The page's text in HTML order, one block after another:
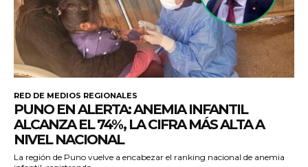
RED DE MEDIOS REGIONALES
PUNO EN ALERTA: ANEMIA INFANTIL
ALCANZA EL 74%, LA CIFRA MÁS ALTA A
NIVEL NACIONAL
La región de Puno vuelve a encabezar el ranking nacional de anemia